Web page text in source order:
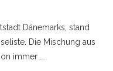
Dänemarks, stand
Die Mischung aus
immer …